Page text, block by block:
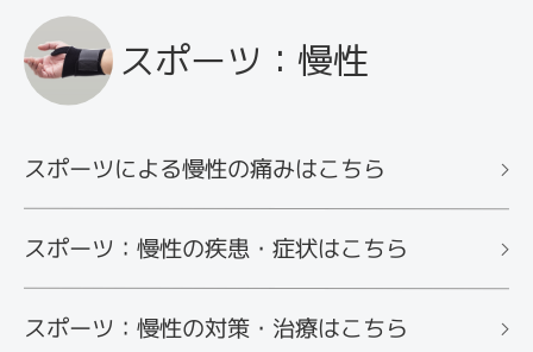
スポーツ：慢性
スポーツによる慢性の痛みはこちら
スポーツ：慢性の疾患・症状はこちら
スポーツ：慢性の対策・治療はこちら